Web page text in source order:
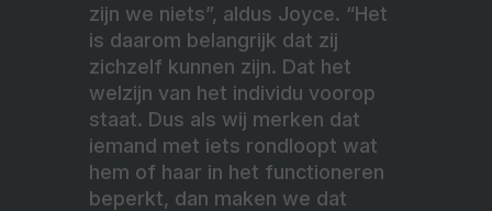
zijn we niets”, aldus Joyce. “Het
is daarom belangrijk dat zij
zichzelf kunnen zijn. Dat het
welzijn van het individu voorop
staat. Dus als wij merken dat
iemand met iets rondloopt wat
hem of haar in het functioneren
beperkt, dan maken we dat